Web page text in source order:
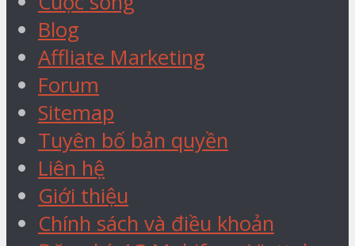
Blog
Affliate Marketing
Forum
Sitemap
Tuyên bố bản quyền
Liên hệ
Giới thiệu
Chính sách và điều khoản